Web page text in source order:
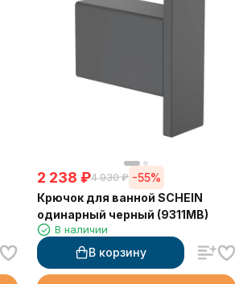
2 238 ₽4 930 ₽ -55%
Крючок для ванной SCHEIN
одинарный черный (9311MB)
В наличии
В корзину